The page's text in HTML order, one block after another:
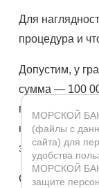
Для
процедура и
Допустим, у
сумма — 100
которых 28
заемная
Однако на
МОРСКОЙ
(файлы с
сайта) для
удобства
МОРСКОЙ
защите